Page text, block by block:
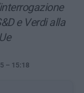
e Verdi alla
– 15:18